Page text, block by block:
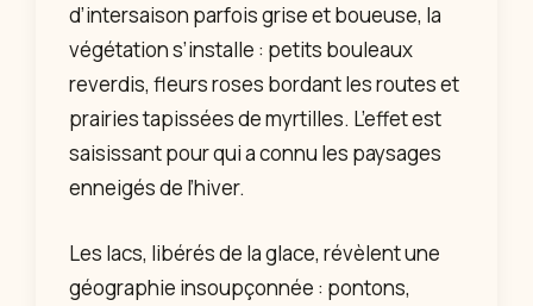
d’intersaison parfois grise et boueuse, la
végétation s’installe : petits bouleaux
reverdis, fleurs roses bordant les routes et
prairies tapissées de myrtilles. L’effet est
saisissant pour qui a connu les paysages
enneigés de l’hiver.
Les lacs, libérés de la glace, révèlent une
géographie insoupçonnée : pontons,